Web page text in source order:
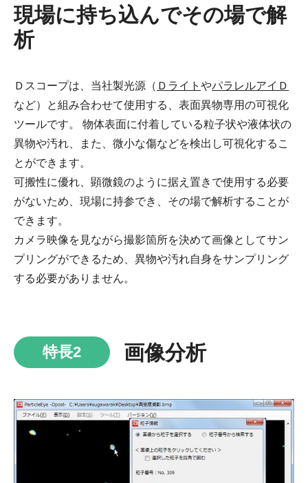
現場に持ち込んでその場で解
析
Ｄスコープは、当社製光源（ Ｄライト やパラレルアイＤ
など）と組み合わせて使用する、表面異物専用の可視化
ツールです。 物体表面に付着している粒子状や液体状の
異物や汚れ、また、微小な傷などを検出し可視化するこ
とができます。
可搬性に優れ、顕微鏡のように据え置きで使用する必要
がないため、現場に持参でき、その場で解析することが
できます。
カメラ映像を見ながら撮影箇所を決めて画像としてサン
プリングができるため、異物や汚れ自身をサンプリング
する必要がありません。
特長2 画像分析